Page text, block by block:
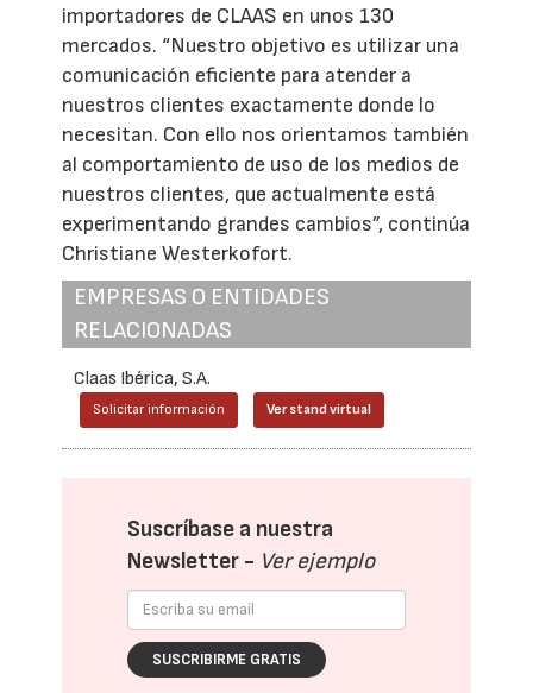
importadores de CLAAS en unos 130
mercados. “Nuestro objetivo es utilizar una
comunicación eficiente para atender a
nuestros clientes exactamente donde lo
necesitan. Con ello nos orientamos también
al comportamiento de uso de los medios de
nuestros clientes, que actualmente está
experimentando grandes cambios”, continúa
Christiane Westerkofort.
EMPRESAS O ENTIDADES
RELACIONADAS
Claas Ibérica, S.A.
Solicitar información Ver stand virtual
Suscríbase a nuestra
Newsletter - Ver ejemplo
SUSCRIBIRME GRATIS